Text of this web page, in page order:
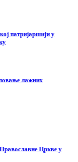
патријаршији у
лажних
Цркве у